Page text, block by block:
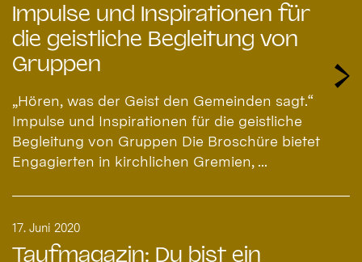
Impulse und Inspirationen für
die geistliche Begleitung von
Gruppen
„Hören, was der Geist den Gemeinden sagt.“
Impulse und Inspirationen für die geistliche
Begleitung von Gruppen Die Broschüre bietet
Engagierten in kirchlichen Gremien, ...
Taufmagazin: Du bist ein
17. Juni 2020